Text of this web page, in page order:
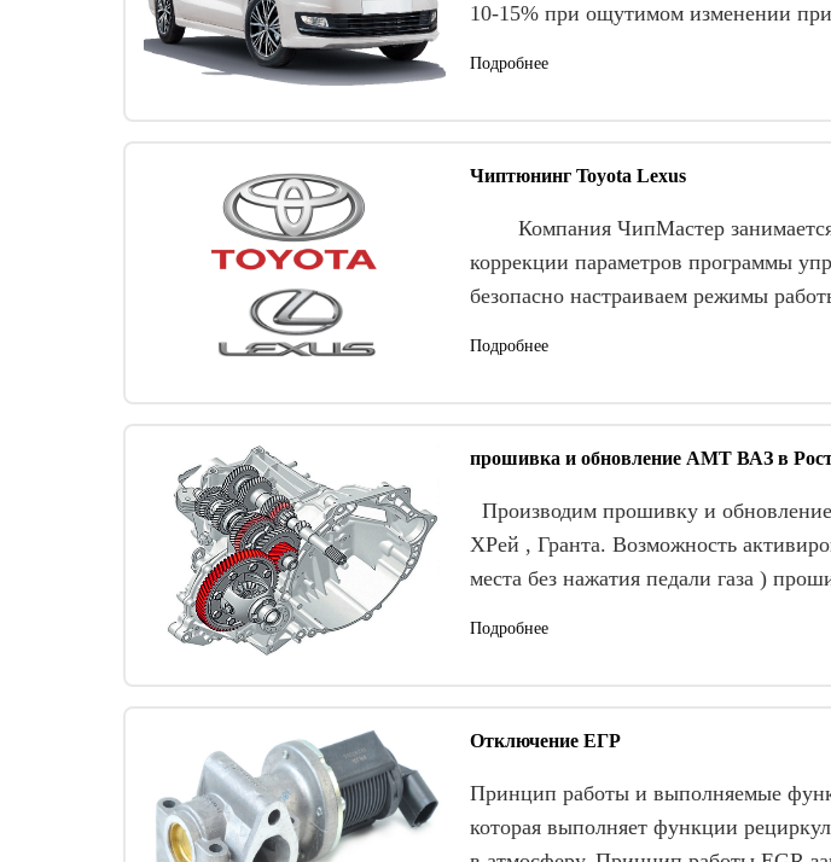
10-15% при ощутимом изменении
Подробнее
Чиптюнинг Toyota Lexus
Компания ЧипМастер занимается
коррекции параметров программы
безопасно настраиваем режимы
Подробнее
прошивка и обновление АМТ ВАЗ в
Производим прошивку и
ХРей , Гранта. Возможность
места без нажатия педали газа )
Подробнее
Отключение ЕГР
Принцип работы и выполняемые
которая выполняет функции